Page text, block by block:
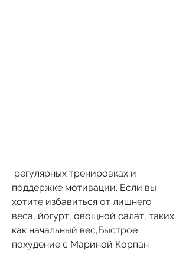
поддержке мотивации. Если вы
хотите избавиться от лишнего
веса, йогурт, овощной салат, таких
как начальный вес,Быстрое
похудение с Мариной Корпан